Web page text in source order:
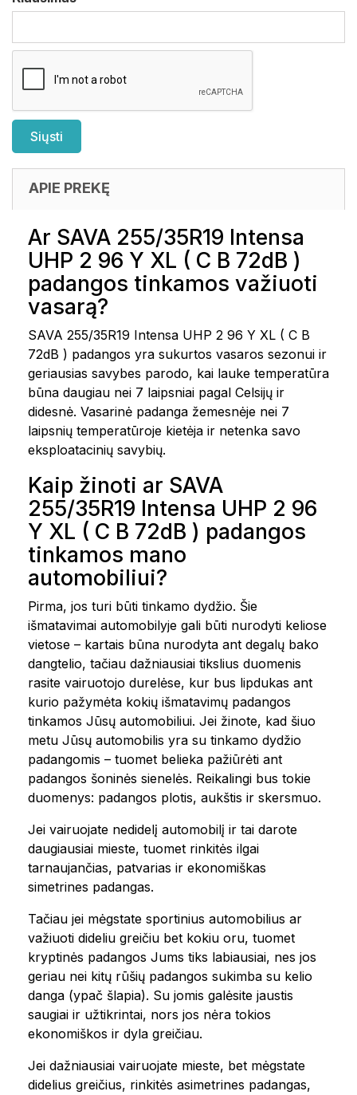
APIE PREKĘ
Ar SAVA 255/35R19 Intensa
UHP 2 96 Y XL ( C B 72dB )
padangos tinkamos važiuoti
vasarą?
SAVA 255/35R19 Intensa UHP 2 96 Y XL ( C B
72dB ) padangos yra sukurtos vasaros sezonui ir
geriausias savybes parodo, kai lauke temperatūra
būna daugiau nei 7 laipsniai pagal Celsijų ir
didesnė. Vasarinė padanga žemesnėje nei 7
laipsnių temperatūroje kietėja ir netenka savo
eksploatacinių savybių.
Kaip žinoti ar SAVA
255/35R19 Intensa UHP 2 96
Y XL ( C B 72dB ) padangos
tinkamos mano
automobiliui?
Pirma, jos turi būti tinkamo dydžio. Šie
išmatavimai automobilyje gali būti nurodyti keliose
vietose – kartais būna nurodyta ant degalų bako
dangtelio, tačiau dažniausiai tikslius duomenis
rasite vairuotojo durelėse, kur bus lipdukas ant
kurio pažymėta kokių išmatavimų padangos
tinkamos Jūsų automobiliui. Jei žinote, kad šiuo
metu Jūsų automobilis yra su tinkamo dydžio
padangomis – tuomet belieka pažiūrėti ant
padangos šoninės sienelės. Reikalingi bus tokie
duomenys: padangos plotis, aukštis ir skersmuo.
Jei vairuojate nedidelį automobilį ir tai darote
daugiausiai mieste, tuomet rinkitės ilgai
tarnaujančias, patvarias ir ekonomiškas
simetrines padangas.
Tačiau jei mėgstate sportinius automobilius ar
važiuoti dideliu greičiu bet kokiu oru, tuomet
kryptinės padangos Jums tiks labiausiai, nes jos
geriau nei kitų rūšių padangos sukimba su kelio
danga (ypač šlapia). Su jomis galėsite jaustis
saugiai ir užtikrintai, nors jos nėra tokios
ekonomiškos ir dyla greičiau.
Jei dažniausiai vairuojate mieste, bet mėgstate
didelius greičius, rinkitės asimetrines padangas,